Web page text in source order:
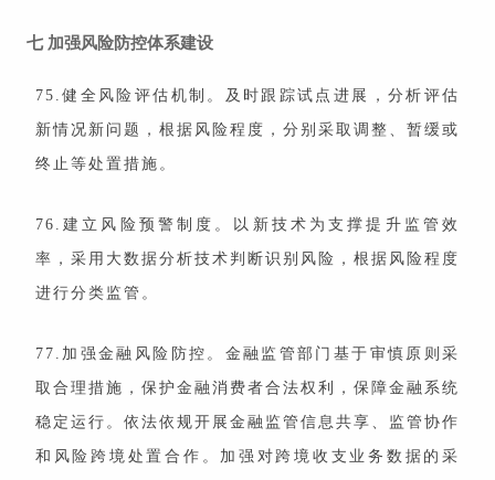
七 加强风险防控体系建设
75.健全风险评估机制。及时跟踪试点进展，分析评估
新情况新问题，根据风险程度，分别采取调整、暂缓或
终止等处置措施。
76.建立风险预警制度。以新技术为支撑提升监管效
率，采用大数据分析技术判断识别风险，根据风险程度
进行分类监管。
77.加强金融风险防控。金融监管部门基于审慎原则采
取合理措施，保护金融消费者合法权利，保障金融系统
稳定运行。依法依规开展金融监管信息共享、监管协作
和风险跨境处置合作。加强对跨境收支业务数据的采